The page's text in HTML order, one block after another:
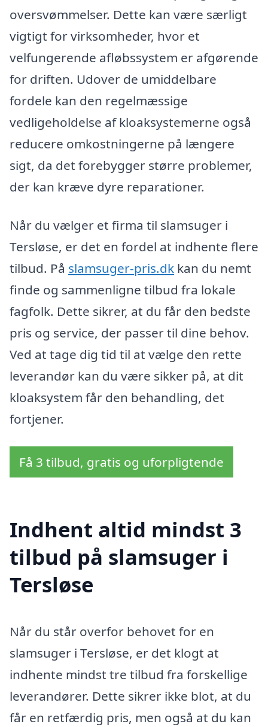
oversvømmelser. Dette kan være særligt
vigtigt for virksomheder, hvor et
velfungerende afløbssystem er afgørende
for driften. Udover de umiddelbare
fordele kan den regelmæssige
vedligeholdelse af kloaksystemerne også
reducere omkostningerne på længere
sigt, da det forebygger større problemer,
der kan kræve dyre reparationer.
Når du vælger et firma til slamsuger i
Tersløse, er det en fordel at indhente flere
tilbud. På slamsuger-pris.dk kan du nemt
finde og sammenligne tilbud fra lokale
fagfolk. Dette sikrer, at du får den bedste
pris og service, der passer til dine behov.
Ved at tage dig tid til at vælge den rette
leverandør kan du være sikker på, at dit
kloaksystem får den behandling, det
fortjener.
Få 3 tilbud, gratis og uforpligtende
Indhent altid mindst 3
tilbud på slamsuger i
Tersløse
Når du står overfor behovet for en
slamsuger i Tersløse, er det klogt at
indhente mindst tre tilbud fra forskellige
leverandører. Dette sikrer ikke blot, at du
får en retfærdig pris, men også at du kan